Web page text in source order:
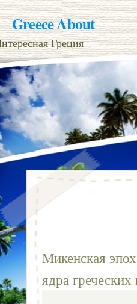
Greece About
Греция
Микенская
ядра греческих